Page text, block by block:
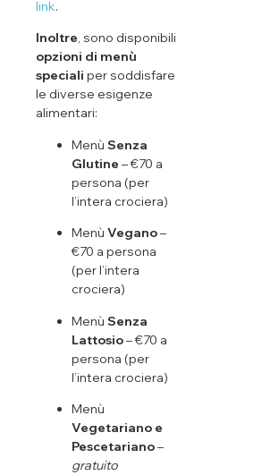
link.
Inoltre, sono disponibili
opzioni di menù
speciali per soddisfare
le diverse esigenze
alimentari:
Menù Senza
Glutine – €70 a
persona (per
l’intera crociera)
Menù Vegano–
€70 a persona
(per l’intera
crociera)
Menù Senza
Lattosio– €70 a
persona (per
l’intera crociera)
Menù
Vegetariano e
Pescetariano–
gratuito